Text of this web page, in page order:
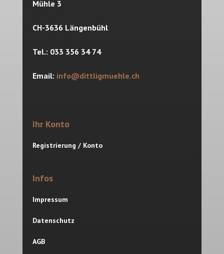
Mühle 3
CH-3636 Längenbühl
Tel.: 033 356 34 74
Email: info@dittligmuehle.ch
Ihr Konto
Registrierung / Konto
Infos
Impressum
Datenschutz
AGB